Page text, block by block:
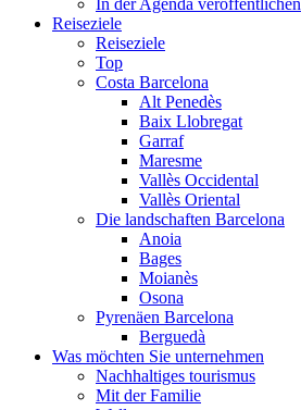
In der Agenda veröffentlichen
Reiseziele
Reiseziele
Top
Costa Barcelona
Alt Penedès
Baix Llobregat
Garraf
Maresme
Vallès Occidental
Vallès Oriental
Die landschaften Barcelona
Anoia
Bages
Moianès
Osona
Pyrenäen Barcelona
Berguedà
Was möchten Sie unternehmen
Nachhaltiges tourismus
Mit der Familie